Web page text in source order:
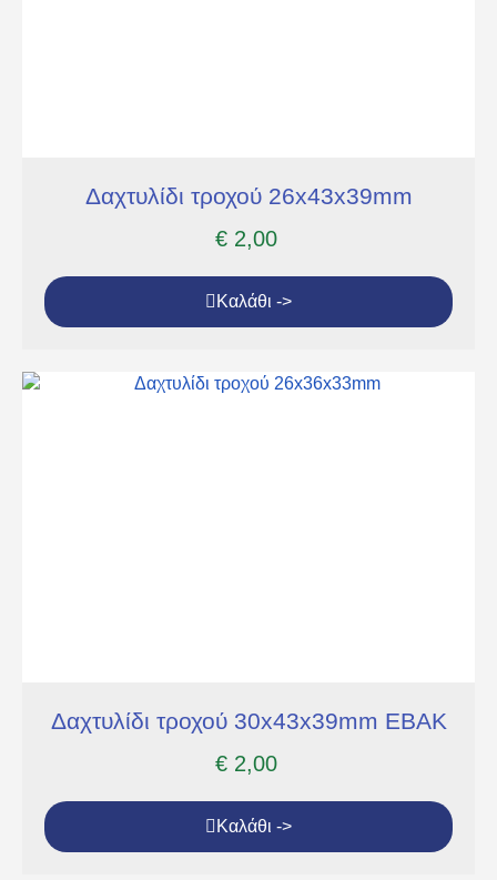
Δαχτυλίδι τροχού 26x43x39mm
€ 2,00
Καλάθι ->
Δαχτυλίδι τροχού 30x43x39mm ΕΒΑΚ
€ 2,00
Καλάθι ->